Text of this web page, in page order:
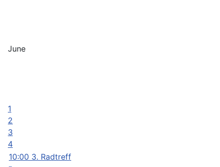
June
1
2
3
4
10:00 3. Radtreff